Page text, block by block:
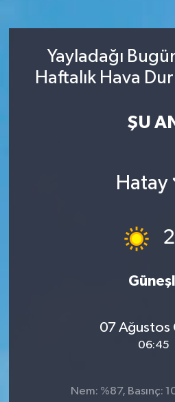
Yayladağı
Haftalık Hava
ŞU
Hatay
07 Ağustos
06:45
Nem: %87, Basınç:
Eğitim